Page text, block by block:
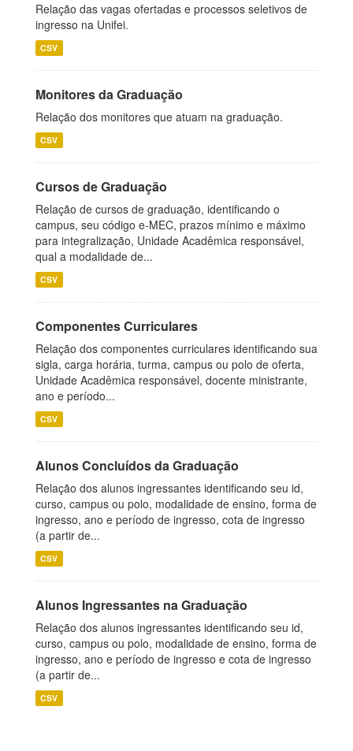
Relação das vagas ofertadas e processos seletivos de
ingresso na Unifei.
CSV
Monitores da Graduação
Relação dos monitores que atuam na graduação.
CSV
Cursos de Graduação
Relação de cursos de graduação, identificando o
campus, seu código e-MEC, prazos mínimo e máximo
para integralização, Unidade Acadêmica responsável,
qual a modalidade de...
CSV
Componentes Curriculares
Relação dos componentes curriculares identificando sua
sigla, carga horária, turma, campus ou polo de oferta,
Unidade Acadêmica responsável, docente ministrante,
ano e período...
CSV
Alunos Concluídos da Graduação
Relação dos alunos ingressantes identificando seu id,
curso, campus ou polo, modalidade de ensino, forma de
ingresso, ano e período de ingresso, cota de ingresso
(a partir de...
CSV
Alunos Ingressantes na Graduação
Relação dos alunos ingressantes identificando seu id,
curso, campus ou polo, modalidade de ensino, forma de
ingresso, ano e período de ingresso e cota de ingresso
(a partir de...
CSV